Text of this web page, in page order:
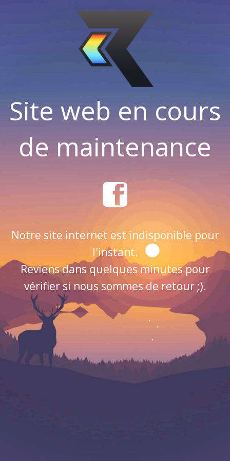
Site web en cours
de maintenance
Notre site internet est indisponible pour
l'instant.
Reviens dans quelques minutes pour
vérifier si nous sommes de retour ;).